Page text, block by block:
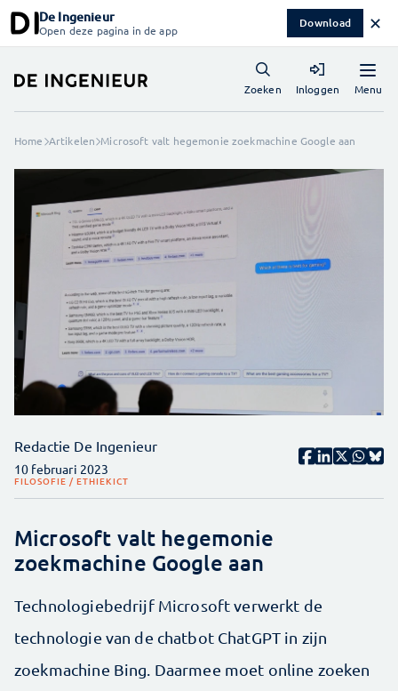
De Ingenieur
Open deze pagina in de app Download ✕
Menu
Zoeken Inloggen
Home Artikelen Microsoft valt hegemonie zoekmachine Google aan
Redactie De Ingenieur
10 februari 2023
FILOSOFIE / ETHIEKICT
Microsoft valt hegemonie
zoekmachine Google aan
Technologiebedrijf Microsoft verwerkt de
technologie van de chatbot ChatGPT in zijn
zoekmachine Bing. Daarmee moet online zoeken